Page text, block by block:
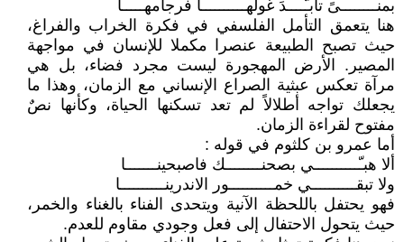
بمنــــــــىً تأبـّــــدَ غولهــــــــــا فرجامهـــــا
هنا يتعمق التأمل الفلسفي في فكرة الخراب والفراغ،
حيث تصبح الطبيعة عنصرا مكملا للإنسان في مواجهة
المصير. الأرض المهجورة ليست مجرد فضاء، بل هي
مرآة تعكس عبثية الصراع الإنساني مع الزمان، وهذا ما
يجعلك تواجه أطلالاً لم تعد تسكنها الحياة، وكأنها نصٌ
مفتوح لقراءة الزمان.
أما عمرو بن كلثوم في قوله :
ألا هبـّــــــــــي بصحنــــــــك فاصبحينـــــــا
ولا تبقــــــــــي خمــــــــــور الاندرينــــــــــا
فهو يحتفل باللحظة الآنية ويتحدى الفناء بالغناء والخمر،
حيث يتحول الاحتفال إلى فعل وجودي مقاوم للعدم.